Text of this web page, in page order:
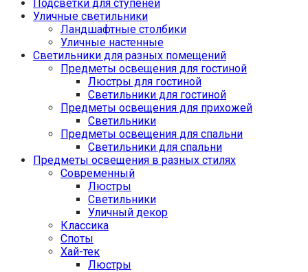
Подсветки для ступеней
Уличные светильники
Ландшафтные столбики
Уличные настенные
Светильники для разных помещений
Предметы освещения для гостиной
Люстры для гостиной
Светильники для гостиной
Предметы освещения для прихожей
Светильники
Предметы освещения для спальни
Светильники для спальни
Предметы освещения в разных стилях
Cовременный
Люстры
Светильники
Уличный декор
Классика
Споты
Хай-тек
Люстры